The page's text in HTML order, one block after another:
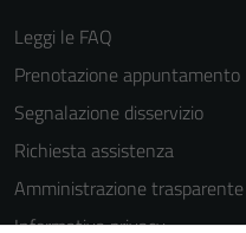
Leggi le FAQ
Prenotazione appuntamento
Segnalazione disservizio
Richiesta assistenza
Amministrazione trasparente
Informativa privacy